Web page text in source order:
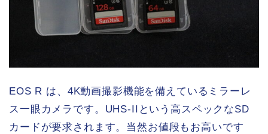
EOS R は、4K動画撮影機能を備えているミラーレ
ス一眼カメラです。UHS-IIという高スペックなSD
カードが要求されます。当然お値段もお高いです